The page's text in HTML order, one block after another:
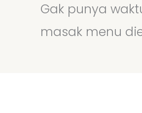
Gak punya
masak menu